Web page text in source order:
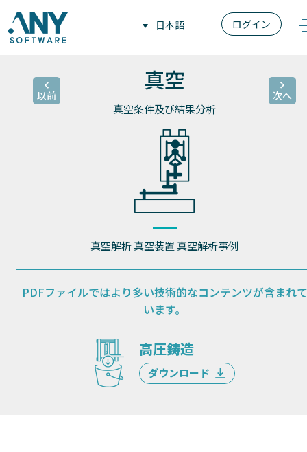
ログイン
日本語
真空
真空条件及び結果分析
次へ
以前
真空解析真空装置真空解析事例
PDFファイルではより多い技術的なコンテンツが含まれて
います。
高圧鋳造
ダウンロード